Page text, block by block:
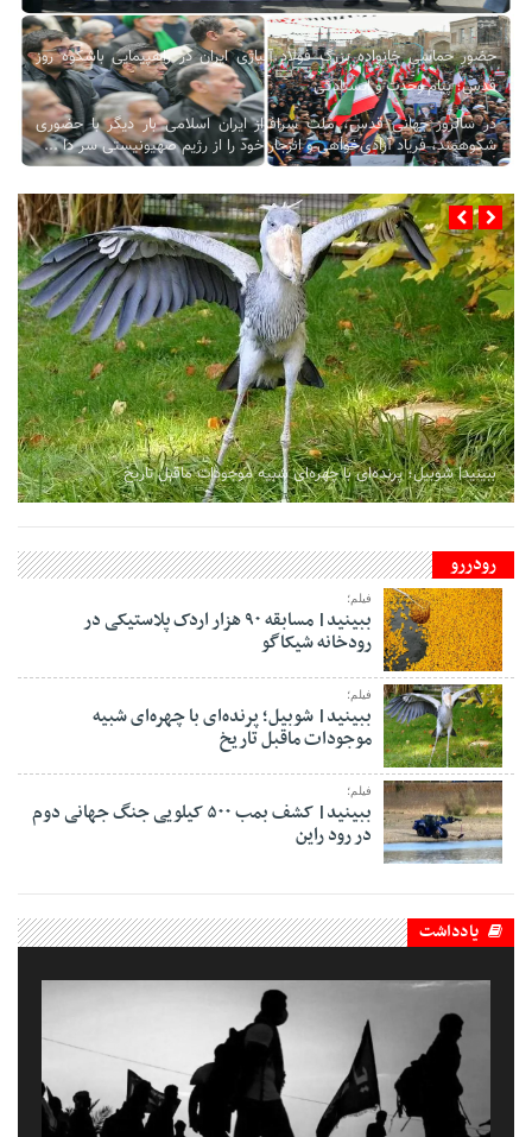
حضور حماسی خانواده بزرگ فولاد آلیاژی ایران در راهپیمایی باشکوه روز
قدس؛ پیام وحدت و ایستادگی
در سالروز جهانی قدس، ملت سرافراز ایران اسلامی بار دیگر با حضوری
شکوهمند، فریاد آزادی‌خواهی و انزجار خود را از رژیم صهیونیستی سر دا ...
ببینید| شوبیل؛ پرنده‌ای با چهره‌ای شبیه موجودات ماقبل تاریخ
رودررو
فیلم؛
ببینید| مسابقه ۹۰ هزار اردک پلاستیکی در
رودخانه شیکاگو
فیلم؛
ببینید| شوبیل؛ پرنده‌ای با چهره‌ای شبیه
موجودات ماقبل تاریخ
فیلم؛
ببینید| کشف بمب ۵۰۰ کیلویی جنگ جهانی دوم
در رود راین
یادداشت